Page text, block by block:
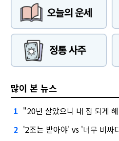
많이 본 뉴스
1 "20년 살았으니 내 집 되게
2 '2조는 받아야' vs '너무 비